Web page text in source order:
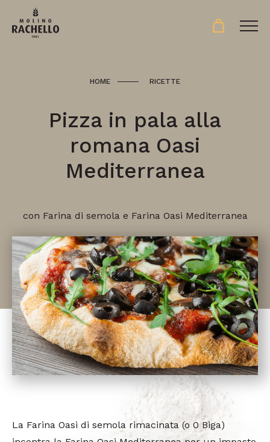
HOME RICETTE
Pizza in pala alla
romana Oasi
Mediterranea
con Farina di semola e Farina Oasi Mediterranea
La Farina Oasi di semola rimacinata (o 0 Biga)